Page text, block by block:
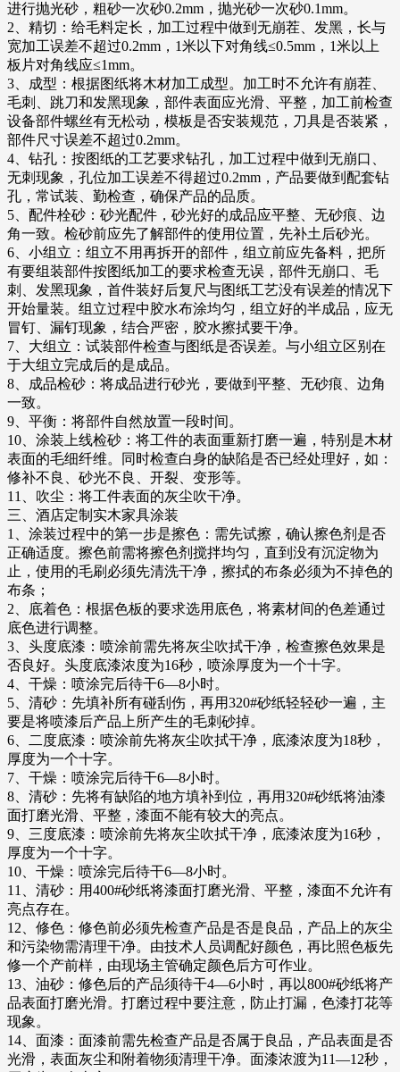
进行抛光砂，粗砂一次砂0.2mm，抛光砂一次砂0.1mm。
2、精切：给毛料定长，加工过程中做到无崩茬、发黑，长与
宽加工误差不超过0.2mm，1米以下对角线≤0.5mm，1米以上
板片对角线应≤1mm。
3、成型：根据图纸将木材加工成型。加工时不允许有崩茬、
毛刺、跳刀和发黑现象，部件表面应光滑、平整，加工前检查
设备部件螺丝有无松动，模板是否安装规范，刀具是否装紧，
部件尺寸误差不超过0.2mm。
4、钻孔：按图纸的工艺要求钻孔，加工过程中做到无崩口、
无刺现象，孔位加工误差不得超过0.2mm，产品要做到配套钻
孔，常试装、勤检查，确保产品的品质。
5、配件栓砂：砂光配件，砂光好的成品应平整、无砂痕、边
角一致。检砂前应先了解部件的使用位置，先补土后砂光。
6、小组立：组立不用再拆开的部件，组立前应先备料，把所
有要组装部件按图纸加工的要求检查无误，部件无崩口、毛
刺、发黑现象，首件装好后复尺与图纸工艺没有误差的情况下
开始量装。组立过程中胶水布涂均匀，组立好的半成品，应无
冒钉、漏钉现象，结合严密，胶水擦拭要干净。
7、大组立：试装部件检查与图纸是否误差。与小组立区别在
于大组立完成后的是成品。
8、成品检砂：将成品进行砂光，要做到平整、无砂痕、边角
一致。
9、平衡：将部件自然放置一段时间。
10、涂装上线检砂：将工件的表面重新打磨一遍，特别是木材
表面的毛细纤维。同时检查白身的缺陷是否已经处理好，如：
修补不良、砂光不良、开裂、变形等。
11、吹尘：将工件表面的灰尘吹干净。
三、酒店定制实木家具涂装
1、涂装过程中的第一步是擦色：需先试擦，确认擦色剂是否
正确适度。擦色前需将擦色剂搅拌均匀，直到没有沉淀物为
止，使用的毛刷必须先清洗干净，擦拭的布条必须为不掉色的
布条；
2、底着色：根据色板的要求选用底色，将素材间的色差通过
底色进行调整。
3、头度底漆：喷涂前需先将灰尘吹拭干净，检查擦色效果是
否良好。头度底漆浓度为16秒，喷涂厚度为一个十字。
4、干燥：喷涂完后待干6—8小时。
5、清砂：先填补所有碰刮伤，再用320#砂纸轻轻砂一遍，主
要是将喷漆后产品上所产生的毛刺砂掉。
6、二度底漆：喷涂前先将灰尘吹拭干净，底漆浓度为18秒，
厚度为一个十字。
7、干燥：喷涂完后待干6—8小时。
8、清砂：先将有缺陷的地方填补到位，再用320#砂纸将油漆
面打磨光滑、平整，漆面不能有较大的亮点。
9、三度底漆：喷涂前先将灰尘吹拭干净，底漆浓度为16秒，
厚度为一个十字。
10、干燥：喷涂完后待干6—8小时。
11、清砂：用400#砂纸将漆面打磨光滑、平整，漆面不允许有
亮点存在。
12、修色：修色前必须先检查产品是否是良品，产品上的灰尘
和污染物需清理干净。由技术人员调配好颜色，再比照色板先
修一个产前样，由现场主管确定颜色后方可作业。
13、油砂：修色后的产品须待干4—6小时，再以800#砂纸将产
品表面打磨光滑。打磨过程中要注意，防止打漏，色漆打花等
现象。
14、面漆：面漆前需先检查产品是否属于良品，产品表面是否
光滑，表面灰尘和附着物须清理干净。面漆浓渡为11—12秒，